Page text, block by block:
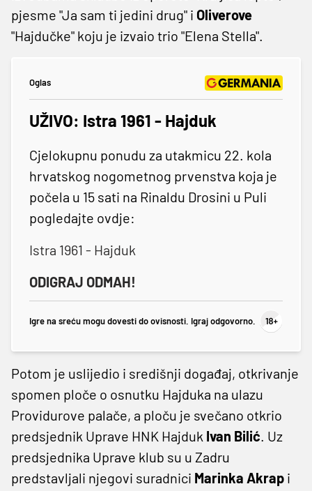
pjesme "Ja sam ti jedini drug" i Oliverove
"Hajdučke" koju je izvaio trio "Elena Stella".
Oglas
UŽIVO: Istra 1961 - Hajduk
Cjelokupnu ponudu za utakmicu 22. kola
hrvatskog nogometnog prvenstva koja je
počela u 15 sati na Rinaldu Drosini u Puli
pogledajte ovdje:
Istra 1961 - Hajduk
ODIGRAJ ODMAH!
Igre na sreću mogu dovesti do ovisnosti. Igraj odgovorno.
Potom je uslijedio i središnji događaj, otkrivanje
spomen ploče o osnutku Hajduka na ulazu
Providurove palače, a ploču je svečano otkrio
predsjednik Uprave HNK Hajduk Ivan Bilić. Uz
predsjednika Uprave klub su u Zadru
predstavljali njegovi suradnici Marinka Akrap i